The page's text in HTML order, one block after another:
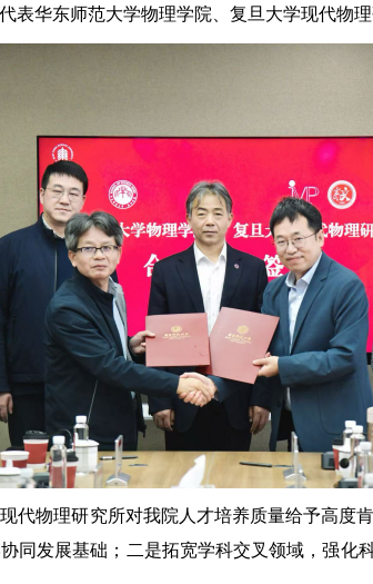
表华东师范大学物理学院、复旦大学现代物理
代物理研究所对我院人才培养质量给予高度
同发展基础；二是拓宽学科交叉领域，强化